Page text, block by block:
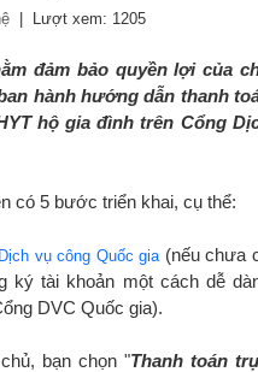
| Lượt xem: 1205
đảm bảo quyền lợi của
hành hướng dẫn thanh
hộ gia đình trên Cổng
có 5 bước triển khai, cụ thể:
vụ công Quốc gia (nếu chưa
ký tài khoản một cách dễ
DVC Quốc gia).
bạn chọn "Thanh toán